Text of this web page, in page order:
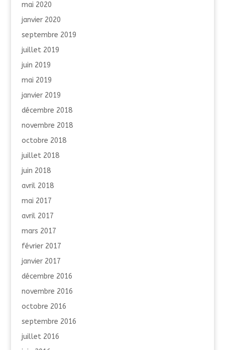
mai 2020
janvier 2020
septembre 2019
juillet 2019
juin 2019
mai 2019
janvier 2019
décembre 2018
novembre 2018
octobre 2018
juillet 2018
juin 2018
avril 2018
mai 2017
avril 2017
mars 2017
février 2017
janvier 2017
décembre 2016
novembre 2016
octobre 2016
septembre 2016
juillet 2016